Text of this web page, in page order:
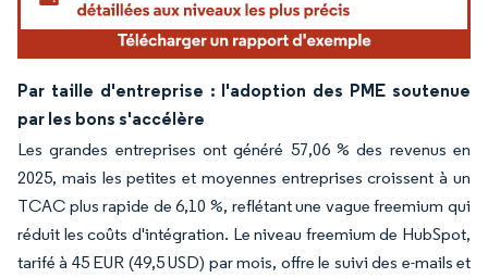
Par taille d'entreprise : l'adoption des PME soutenue
par les bons s'accélère
Les grandes entreprises ont généré 57,06 % des revenus en
2025, mais les petites et moyennes entreprises croissent à un
TCAC plus rapide de 6,10 %, reflétant une vague freemium qui
réduit les coûts d'intégration. Le niveau freemium de HubSpot,
tarifé à 45 EUR (49,5 USD) par mois, offre le suivi des e-mails et